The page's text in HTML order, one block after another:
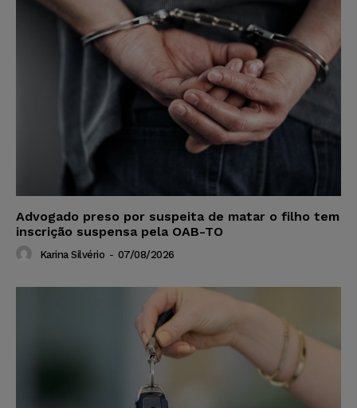
Advogado preso por suspeita de matar o filho tem
inscrição suspensa pela OAB-TO
Karina Silvério - 07/08/2026